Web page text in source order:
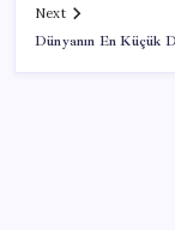
Next
Dünyanın En Küçük